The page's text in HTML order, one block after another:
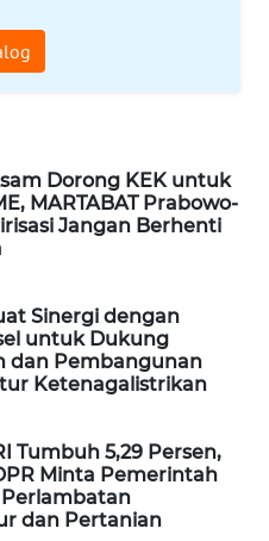
Dorong KEK untuk
MARTABAT Prabowo-
Jangan Berhenti
Sinergi dengan
untuk Dukung
dan Pembangunan
Ketenagalistrikan
Tumbuh 5,29 Persen,
Minta Pemerintah
dan Pertanian